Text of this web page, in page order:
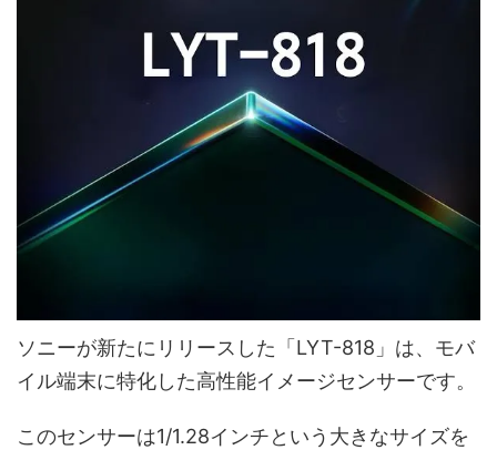
ソニーが新たにリリースした「LYT-818」は、モバ
イル端末に特化した高性能イメージセンサーです。
このセンサーは1/1.28インチという大きなサイズを